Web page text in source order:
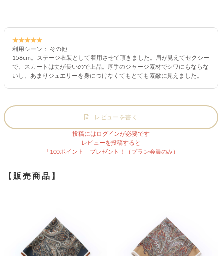
★★★★★
利用シーン： その他
158cm。ステージ衣装として着用させて頂きました。肩が見えてセクシー
で、スカートは丈が長いので上品。厚手のジャージ素材でシワにもならな
いし、あまりジュエリーを身につけなくてもとても素敵に見えました。
レビューを書く
投稿にはログインが必要です
レビューを投稿すると
「100ポイント」プレゼント！（プラン会員のみ）
【販売商品】